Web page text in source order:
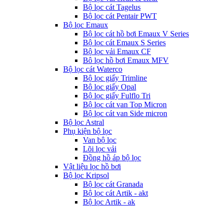
Bộ lọc cát Tagelus
Bộ lọc cát Pentair PWT
Bộ lọc Emaux
Bộ lọc cát hồ bơi Emaux V Series
Bộ lọc cát Emaux S Series
Bộ lọc vải Emaux CF
Bô lọc hồ bơi Emaux MFV
Bộ lọc cát Waterco
Bộ lọc giấy Trimline
Bộ lọc giấy Opal
Bộ lọc giấy Fulflo Tri
Bộ lọc cát van Top Micron
Bộ lọc cát van Side micron
Bộ lọc Astral
Phụ kiện bộ lọc
Van bộ lọc
Lõi lọc vải
Đồng hồ áp bộ lọc
Vật liệu lọc hồ bơi
Bộ lọc Kripsol
Bộ lọc cát Granada
Bộ lọc cát Artik - akt
Bộ lọc Artik - ak